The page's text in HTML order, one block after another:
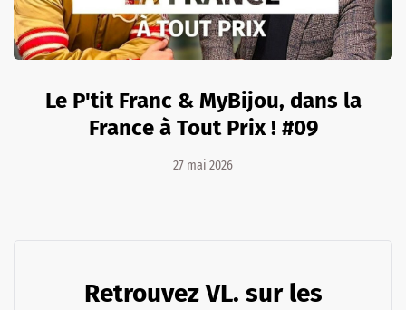
Le P'tit Franc & MyBijou, dans la
France à Tout Prix ! #09
27 mai 2026
Retrouvez VL. sur les